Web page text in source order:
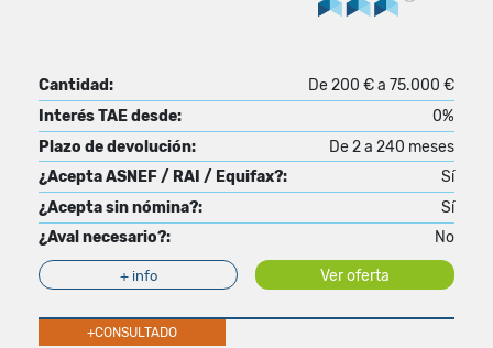
Cantidad:
De 200 € a 75.000 €
Interés TAE desde:
0%
Plazo de devolución:
De 2 a 240 meses
¿Acepta ASNEF / RAI / Equifax?:
Sí
¿Acepta sin nómina?:
Sí
¿Aval necesario?:
No
+ info Ver oferta
+CONSULTADO